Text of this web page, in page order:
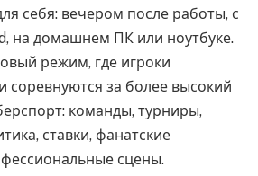
себя: вечером после работы, с
на домашнем ПК или ноутбуке.
режим, где игроки
соревнуются за более высокий
команды, турниры,
ставки, фанатские
сцены.